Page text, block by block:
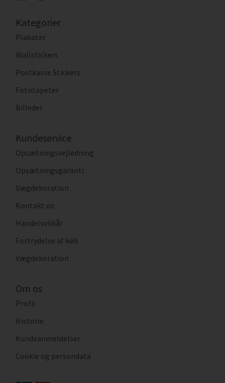
Kategorier
Plakater
Wallstickers
Postkasse Stickers
Fototapeter
Billeder
Kundeservice
Opsætningsvejledning
Opsætningsgaranti
Vægdekoration
Kontakt os
Handelsvilkår
Fortrydelse af køb
Vægdekoration
Om os
Profil
Historie
Kundeanmeldelser
Cookie og persondata